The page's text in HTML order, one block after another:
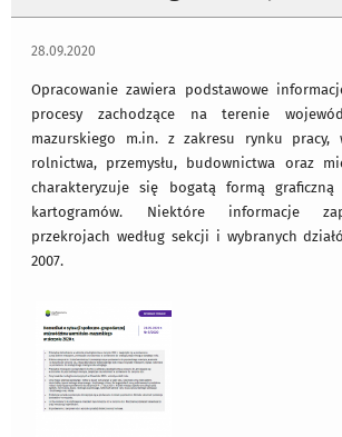
28.09.2020
Opracowanie zawiera podstawowe
procesy zachodzące na terenie
mazurskiego m.in. z zakresu rynku pracy,
rolnictwa, przemysłu, budownictwa oraz
charakteryzuje się bogatą formą
kartogramów. Niektóre informacje
przekrojach według sekcji i wybranych
2007.